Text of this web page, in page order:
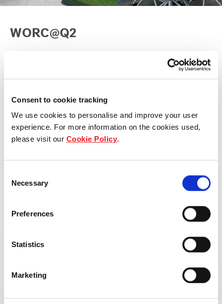
Consent to cookie tracking
We use cookies to personalise and improve your user
experience. For more information on the cookies used,
please visit our Cookie Policy.
Selection
Necessary
Preferences
Statistics
Marketing
WORC@Q2
位于第二郡核心区域的守添坊，
WORC@Q2是综合体项目 Q2 Thao
Dien 中的高端办公楼部分。
楼层数：
32层
可出租建筑面积（NLA）：
4,500平方米
地下停车场，配备高标准设施，拥有灵活的复式楼层设
区，与精心打造的自然景观相融合。
WORC@Q2 顺应胡志明市办公楼“去中心化”以及企业设
立备份办公点的市场趋势，具备优越的区位与产品优势。